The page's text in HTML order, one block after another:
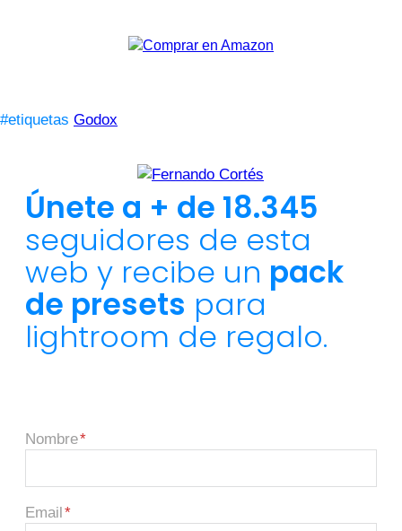
#etiquetas Godox
Únete a + de 18.345
seguidores de esta
web y recibe un pack
de presets para
lightroom de regalo.
Nombre
Email